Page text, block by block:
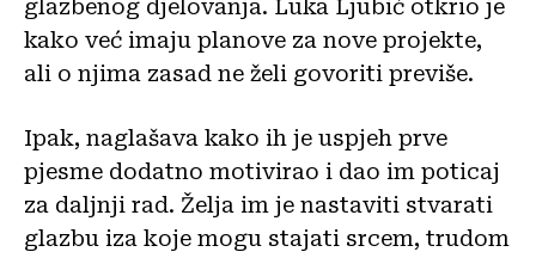
glazbenog djelovanja. Luka Ljubić otkrio je
kako već imaju planove za nove projekte,
ali o njima zasad ne želi govoriti previše.
Ipak, naglašava kako ih je uspjeh prve
pjesme dodatno motivirao i dao im poticaj
za daljnji rad. Želja im je nastaviti stvarati
glazbu iza koje mogu stajati srcem, trudom